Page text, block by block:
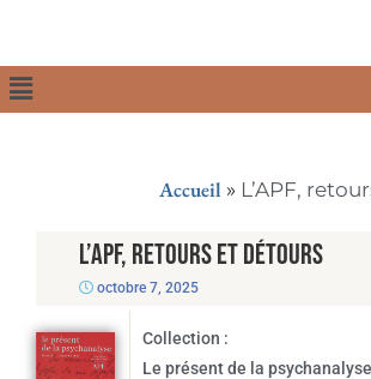
Accueil » L’APF,
L’APF, retours et détours
octobre 7, 2025
Collection :
Le présent de la psychanalyse